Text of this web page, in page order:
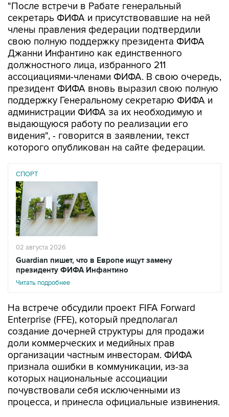
"После встречи в Рабате генеральный
секретарь ФИФА и присутствовавшие на ней
члены правления федерации подтвердили
свою полную поддержку президента ФИФА
Джанни Инфантино как единственного
должностного лица, избранного 211
ассоциациями-членами ФИФА. В свою очередь,
президент ФИФА вновь выразил свою полную
поддержку Генеральному секретарю ФИФА и
администрации ФИФА за их необходимую и
выдающуюся работу по реализации его
видения", - говорится в заявлении, текст
которого опубликован на сайте федерации.
СПОРТ
02 августа 2026
Guardian пишет, что в Европе ищут замену
президенту ФИФА Инфантино
Читать подробнее
На встрече обсудили проект FIFA Forward
Enterprise (FFE), который предполагал
создание дочерней структуры для продажи
доли коммерческих и медийных прав
организации частным инвесторам. ФИФА
признала ошибки в коммуникации, из-за
которых национальные ассоциации
почувствовали себя исключенными из
процесса, и принесла официальные извинения.